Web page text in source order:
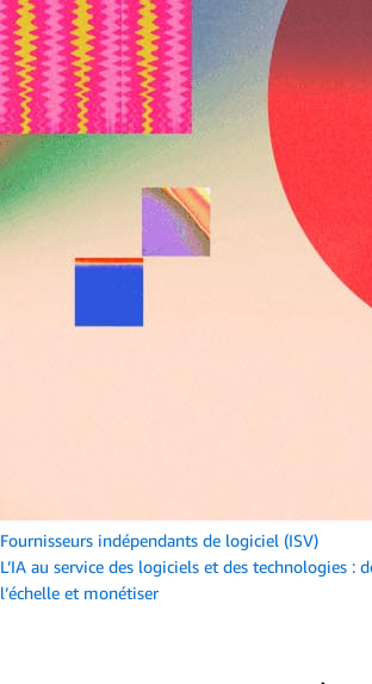
Fournisseurs indépendants de logiciel (ISV)
L’IA au service des logiciels et des technologies :
l’échelle et monétiser